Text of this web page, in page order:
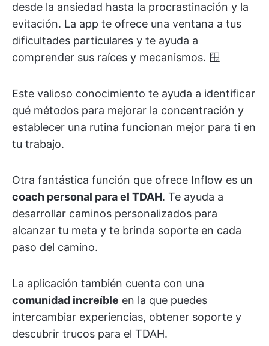
desde la ansiedad hasta la procrastinación y la
evitación. La app te ofrece una ventana a tus
dificultades particulares y te ayuda a
comprender sus raíces y mecanismos. 🪟
Este valioso conocimiento te ayuda a identificar
qué métodos para mejorar la concentración y
establecer una rutina funcionan mejor para ti en
tu trabajo.
Otra fantástica función que ofrece Inflow es un
coach personal para el TDAH. Te ayuda a
desarrollar caminos personalizados para
alcanzar tu meta y te brinda soporte en cada
paso del camino.
La aplicación también cuenta con una
comunidad increíble en la que puedes
intercambiar experiencias, obtener soporte y
descubrir trucos para el TDAH.